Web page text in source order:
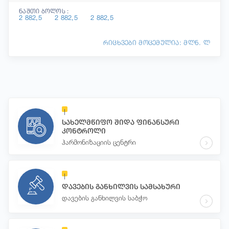
ნაშთი ბოლოს :
2 882,5 2 882,5 2 882,5
რიცხვები მოცემულია: მლნ. ლ
სახელმწიფო შიდა ფინანსური
კონტროლი
ჰარმონიზაციის ცენტრი
დავების განხილვის სამსახური
დავების განხილვის საბჭო